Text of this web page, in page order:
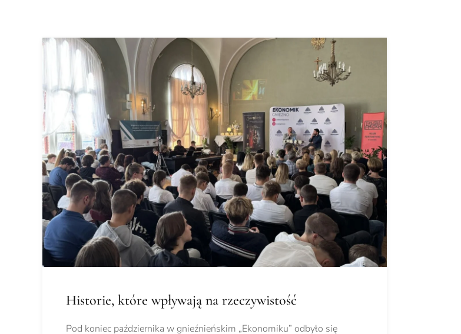
Historie, które wpływają na rzeczywistość
Pod koniec października w gnieźnieńskim „Ekonomiku” odbyło się